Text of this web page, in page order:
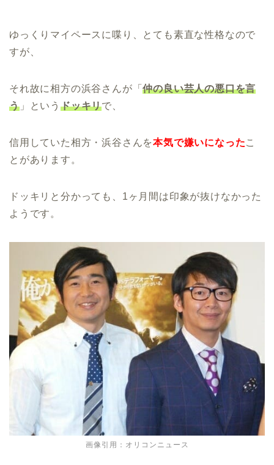
ゆっくりマイペースに喋り、とても素直な性格なので
すが、
それ故に相方の浜谷さんが「仲の良い芸人の悪口を言
う」というドッキリで、
信用していた相方・浜谷さんを本気で嫌いになったこ
とがあります。
ドッキリと分かっても、1ヶ月間は印象が抜けなかった
ようです。
画像引用：オリコンニュース